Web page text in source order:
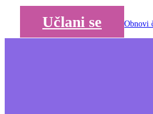
Učlani se
Obnovi